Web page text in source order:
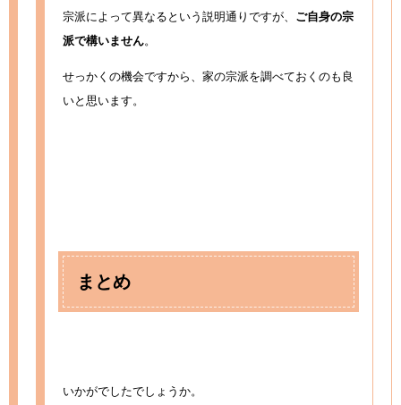
宗派によって異なるという説明通りですが、 ご自身の宗
派で構いません。
せっかくの機会ですから、家の宗派を調べておくのも良
いと思います。
まとめ
いかがでしたでしょうか。